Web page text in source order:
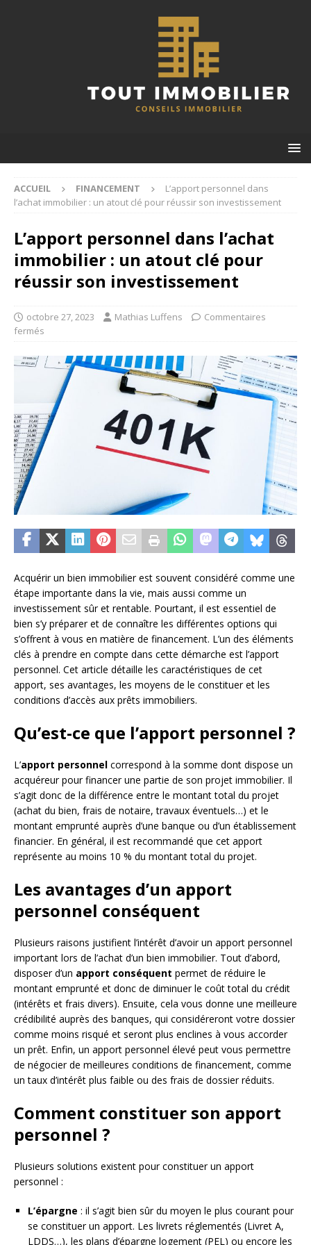
ACCUEIL FINANCEMENT
L’apport personnel dans
l’achat immobilier : un atout clé pour réussir son investissement
L’apport personnel dans l’achat
immobilier : un atout clé pour
réussir son investissement
octobre 27, 2023 Mathias Luffens
Commentaires
fermés
Acquérir un bien immobilier est souvent considéré comme une
étape importante dans la vie, mais aussi comme un
investissement sûr et rentable. Pourtant, il est essentiel de
bien s’y préparer et de connaître les différentes options qui
s’offrent à vous en matière de financement. L’un des éléments
clés à prendre en compte dans cette démarche est l’apport
personnel. Cet article détaille les caractéristiques de cet
apport, ses avantages, les moyens de le constituer et les
conditions d’accès aux prêts immobiliers.
Qu’est-ce que l’apport personnel ?
L’apport personnel correspond à la somme dont dispose un
acquéreur pour financer une partie de son projet immobilier. Il
s’agit donc de la différence entre le montant total du projet
(achat du bien, frais de notaire, travaux éventuels…) et le
montant emprunté auprès d’une banque ou d’un établissement
financier. En général, il est recommandé que cet apport
représente au moins 10 % du montant total du projet.
Les avantages d’un apport
personnel conséquent
Plusieurs raisons justifient l’intérêt d’avoir un apport personnel
important lors de l’achat d’un bien immobilier. Tout d’abord,
disposer d’un apport conséquent permet de réduire le
montant emprunté et donc de diminuer le coût total du crédit
(intérêts et frais divers). Ensuite, cela vous donne une meilleure
crédibilité auprès des banques, qui considéreront votre dossier
comme moins risqué et seront plus enclines à vous accorder
un prêt. Enfin, un apport personnel élevé peut vous permettre
de négocier de meilleures conditions de financement, comme
un taux d’intérêt plus faible ou des frais de dossier réduits.
Comment constituer son apport
personnel ?
Plusieurs solutions existent pour constituer un apport
personnel :
L’épargne : il s’agit bien sûr du moyen le plus courant pour
se constituer un apport. Les livrets réglementés (Livret A,
LDDS…), les plans d’épargne logement (PEL) ou encore les